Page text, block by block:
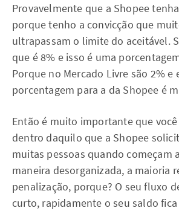
Provavelmente que a Shopee
porque tenho a convicção que
ultrapassam o limite do aceitável.
que é 8% e isso é uma
Porque no Mercado Livre são 2% e
porcentagem para a da Shopee é
Então é muito importante que
dentro daquilo que a Shopee
muitas pessoas quando começam
maneira desorganizada, a maioria
penalização, porque? O seu fluxo
curto, rapidamente o seu saldo